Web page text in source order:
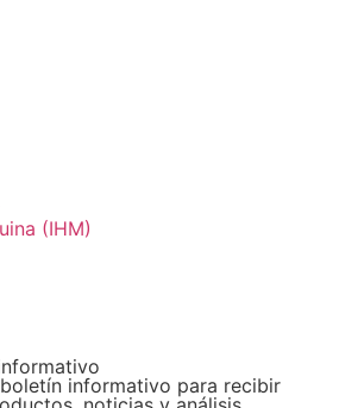
(IHM)
informativo para recibir